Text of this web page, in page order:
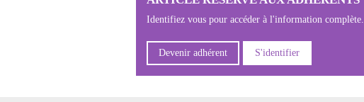
Identifiez vous pour accéder à l'information complète.
Devenir adhérent S'identifier